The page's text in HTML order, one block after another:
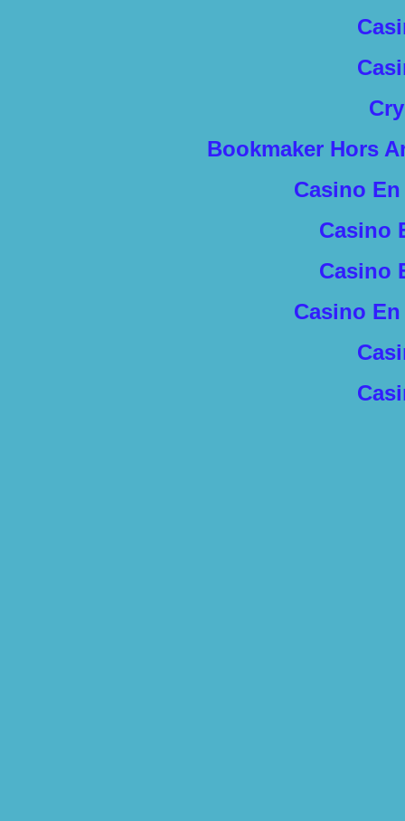
Bookmaker Hors
Casino
Casino
Casino
Casino